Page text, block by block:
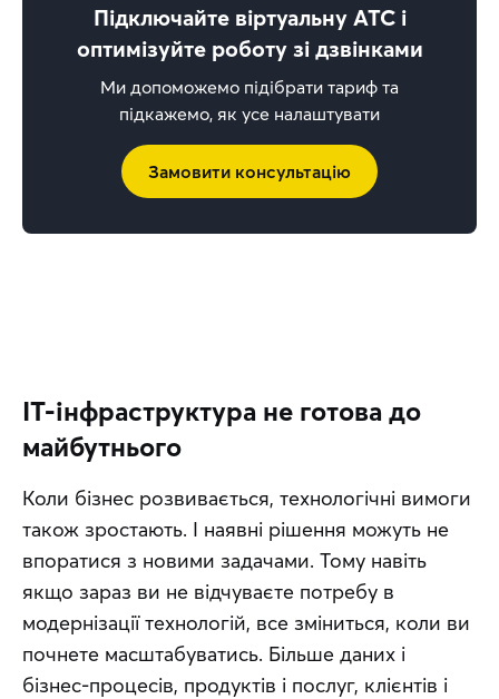
Підключайте віртуальну АТС і
оптимізуйте роботу зі дзвінками
Ми допоможемо підібрати тариф та
підкажемо, як усе налаштувати
Замовити консультацію
IT-інфраструктура не готова до
майбутнього
Коли бізнес розвивається, технологічні вимоги
також зростають. І наявні рішення можуть не
впоратися з новими задачами. Тому навіть
якщо зараз ви не відчуваєте потребу в
модернізації технологій, все зміниться, коли ви
почнете масштабуватись. Більше даних і
бізнес-процесів, продуктів і послуг, клієнтів і